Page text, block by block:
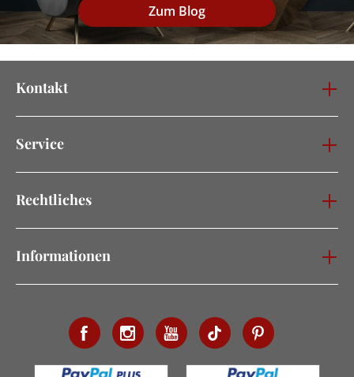
Zum Blog
Kontakt
Service
Rechtliches
Informationen